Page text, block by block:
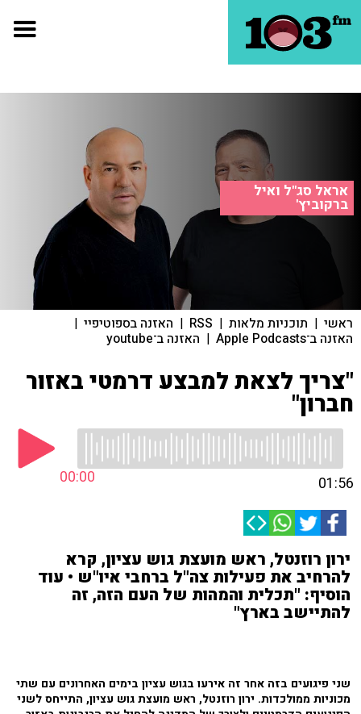
אראל סג"ל ואיל
ברקוביץ'
ראשי | תוכניות מלאות |
RSS
| האזנה בספוטיפיי |
האזנה ב־Apple Podcasts | האזנה ב־youtube
"צריך לצאת למבצע דרמטי באזור
חברון"
00:00 01:56
ירון רוזנטל, ראש מועצת גוש עציון, קרא
להרחיב את פעילות צה"ל ברחבי איו"ש • עוד
הוסיף: "תכלית והמהות של העם הזה, זה
להתיישב בארץ"
שני פיגועים בזה אחר זה אירעו בגוש עציון בימים האחרונים עם שתי
מכוניות ממולכדות. ירון רוזנטל, ראש מועצת גוש עציון, התייחס לשני